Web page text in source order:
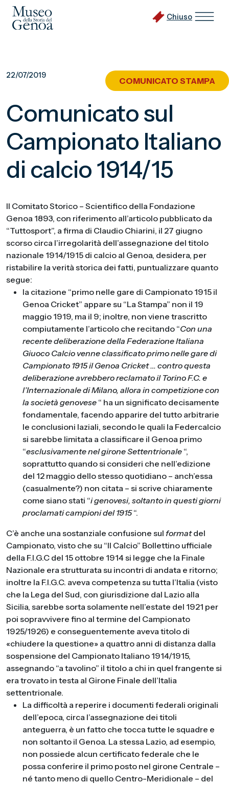
Chiuso
22/07/2019
COMUNICATO STAMPA
Comunicato sul
Campionato Italiano
di calcio 1914/15
Il Comitato Storico – Scientifico della Fondazione
Genoa 1893, con riferimento all’articolo pubblicato da
“Tuttosport”, a firma di Claudio Chiarini, il 27 giugno
scorso circa l’irregolarità dell’assegnazione del titolo
nazionale 1914/1915 di calcio al Genoa, desidera, per
ristabilire la verità storica dei fatti, puntualizzare quanto
segue:
la citazione “primo nelle gare di Campionato 1915 il
Genoa Cricket” appare su “La Stampa” non il 19
maggio 1919, ma il 9; inoltre, non viene trascritto
compiutamente l’articolo che recitando “Con una
recente deliberazione della Federazione Italiana
Giuoco Calcio venne classificato primo nelle gare di
Campionato 1915 il Genoa Cricket … contro questa
deliberazione avrebbero reclamato il Torino F.C. e
l’Internazionale di Milano, allora in competizione con
la società genovese “ ha un significato decisamente
fondamentale, facendo apparire del tutto arbitrarie
le conclusioni laziali, secondo le quali la Federcalcio
si sarebbe limitata a classificare il Genoa primo
“esclusivamente nel girone Settentrionale “,
soprattutto quando si consideri che nell’edizione
del 12 maggio dello stesso quotidiano – anch’essa
(casualmente?) non citata – si scrive chiaramente
come siano stati “i genovesi, soltanto in questi giorni
proclamati campioni del 1915“.
C’è anche una sostanziale confusione sul formatdel
Campionato, visto che su “Il Calcio” Bollettino ufficiale
della F.I.G.C del 15 ottobre 1914 si legge che la Finale
Nazionale era strutturata su incontri di andata e ritorno;
inoltre la F.I.G.C. aveva competenza su tutta l’Italia (visto
che la Lega del Sud, con giurisdizione dal Lazio alla
Sicilia, sarebbe sorta solamente nell’estate del 1921 per
poi sopravvivere fino al termine del Campionato
1925/1926) e conseguentemente aveva titolo di
«chiudere la questione» a quattro anni di distanza dalla
sospensione del Campionato Italiano 1914/1915,
assegnando “a tavolino” il titolo a chi in quel frangente si
era trovato in testa al Girone Finale dell’Italia
settentrionale.
La difficoltà a reperire i documenti federali originali
dell’epoca, circa l’assegnazione dei titoli
anteguerra, è un fatto che tocca tutte le squadre e
non soltanto il Genoa. La stessa Lazio, ad esempio,
non possiede alcun certificato federale che le
possa conferire il primo posto nel girone Centrale –
né tanto meno di quello Centro-Meridionale – del